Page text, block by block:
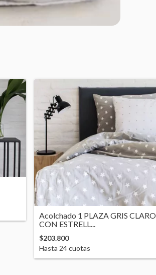
Acolchado 1 PLAZA GRIS CLARO
CON ESTRELL...
$203.800
Hasta 24cuotas